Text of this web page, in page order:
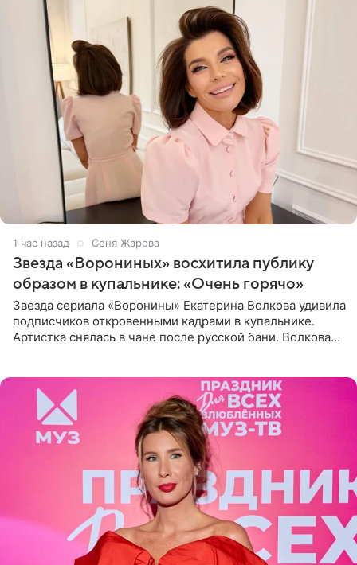
1 час назад Соня Жарова
Звезда «Ворониных» восхитила публику
образом в купальнике: «Очень горячо»
Звезда сериала «Воронины» Екатерина Волкова удивила
подписчиков откровенными кадрами в купальнике.
Артистка снялась в чане после русской бани. Волкова